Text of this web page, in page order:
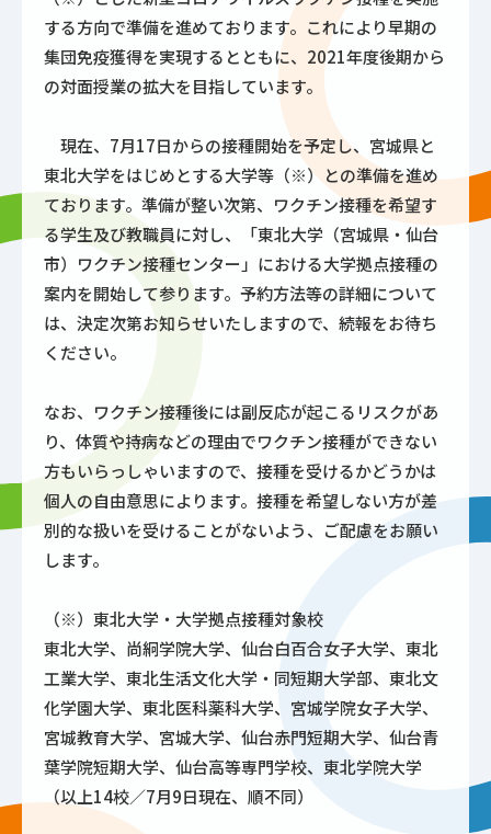
する方向で準備を進めております。これにより早期の
集団免疫獲得を実現するとともに、2021年度後期から
の対面授業の拡大を目指しています。
現在、7月17日からの接種開始を予定し、宮城県と
東北大学をはじめとする大学等（※）との準備を進め
ております。準備が整い次第、ワクチン接種を希望す
る学生及び教職員に対し、「東北大学（宮城県・仙台
市）ワクチン接種センター」における大学拠点接種の
案内を開始して参ります。予約方法等の詳細について
は、決定次第お知らせいたしますので、続報をお待ち
ください。
なお、ワクチン接種後には副反応が起こるリスクがあ
り、体質や持病などの理由でワクチン接種ができない
方もいらっしゃいますので、接種を受けるかどうかは
個人の自由意思によります。接種を希望しない方が差
別的な扱いを受けることがないよう、ご配慮をお願い
します。
（※）東北大学・大学拠点接種対象校
東北大学、尚絅学院大学、仙台白百合女子大学、東北
工業大学、東北生活文化大学・同短期大学部、東北文
化学園大学、東北医科薬科大学、宮城学院女子大学、
宮城教育大学、宮城大学、仙台赤門短期大学、仙台青
葉学院短期大学、仙台高等専門学校、東北学院大学
（以上14校／7月9日現在、順不同）